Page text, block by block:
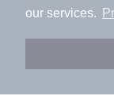
our services.
アプリに切
会員登録な
不動産会社情報